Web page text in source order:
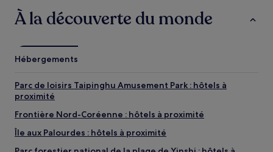
À la découverte du monde
Hébergements
Parc de loisirs Taipinghu Amusement Park : hôtels à
proximité
Frontière Nord-Coréenne : hôtels à proximité
Île aux Palourdes : hôtels à proximité